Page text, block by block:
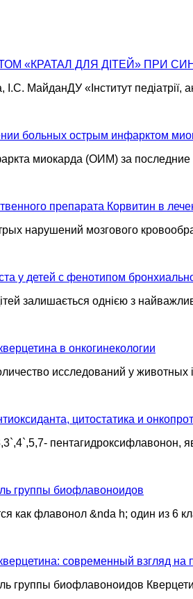
«КРАТАЛ ДЛЯ ДІТЕЙ» ПРИ
МайданДУ «Інститут
больных острым инфарктом
миокарда (ОИМ) за
препарата Корвитин в
нарушений мозгового
у детей с фенотипом
залишається однією з
в онкогинекологии
исследований у
цитостатика и
группы биофлавоноидов
как флавонол &nda h; один из
современный взгляд на
группы биофлавоноидов